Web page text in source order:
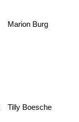
Marion Burg
Tilly Boesche